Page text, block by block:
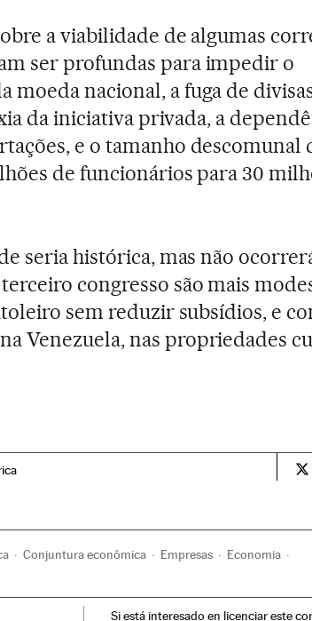
a viabilidade de algumas
ser profundas para impedir o
moeda nacional, a fuga de
da iniciativa privada, a
e o tamanho descomunal
de funcionários para 30
seria histórica, mas não
congresso são mais
sem reduzir subsídios, e
Venezuela, nas propriedades
Conjuntura econômica Empresas Economia
Si está interesado en licenciar este